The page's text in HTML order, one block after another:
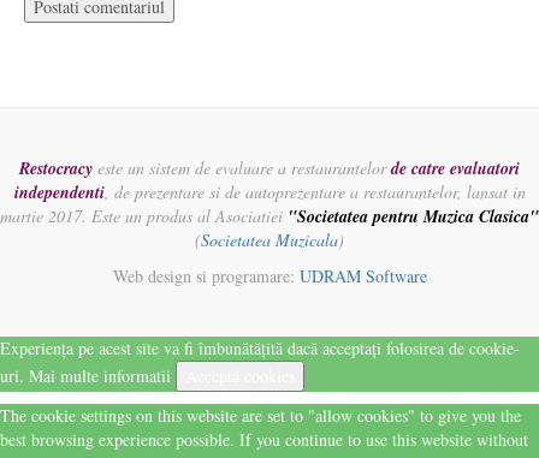
Restocracy este un sistem de evaluare a restaurantelorde catre evaluatori
independenti, de prezentare si de autoprezentare a restaurantelor, lansat in
martie 2017. Este un produs al Asociatiei "Societatea pentru Muzica Clasica"
(Societatea Muzicala)
Web design si programare: UDRAM Software
Experiența pe acest site va fi îmbunătățită dacă acceptați folosirea de cookie-
uri. Mai multe informatii
The cookie settings on this website are set to "allow cookies" to give you the
best browsing experience possible. If you continue to use this website without